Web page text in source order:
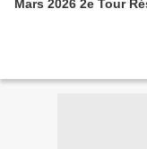
Mars 2026 2e Tour